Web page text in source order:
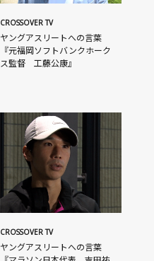
CROSSOVER TV
ヤングアスリートへの言葉
『元福岡ソフトバンクホーク
ス監督 工藤公康』
CROSSOVER TV
ヤングアスリートへの言葉